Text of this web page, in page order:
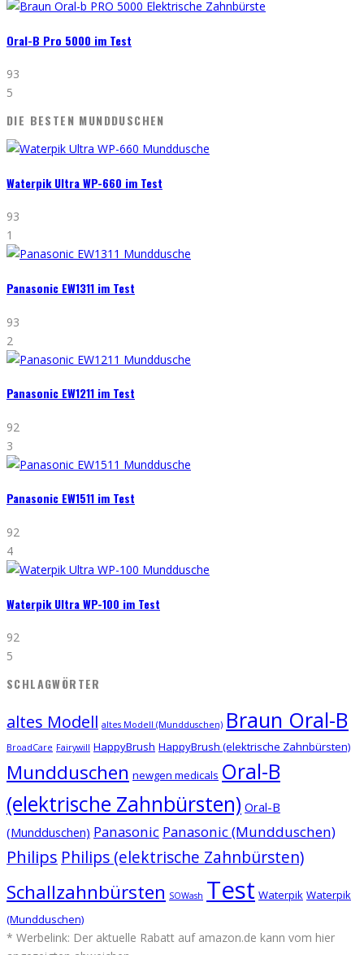
Oral-B Pro 5000 im Test
93
5
DIE BESTEN MUNDDUSCHEN
Waterpik Ultra WP-660 im Test
93
1
Panasonic EW1311 im Test
93
2
Panasonic EW1211 im Test
92
3
Panasonic EW1511 im Test
92
4
Waterpik Ultra WP-100 im Test
92
5
SCHLAGWÖRTER
altes Modell altes Modell (Mundduschen) Braun Oral-B
BroadCare Fairywill HappyBrush HappyBrush (elektrische Zahnbürsten)
Mundduschen newgen medicals Oral-B
(elektrische Zahnbürsten) Oral-B
(Mundduschen) Panasonic Panasonic (Mundduschen)
Philips Philips (elektrische Zahnbürsten)
Schallzahnbürsten SOWash Test Waterpik Waterpik
(Mundduschen)
* Werbelink: Der aktuelle Rabatt auf amazon.de kann vom hier